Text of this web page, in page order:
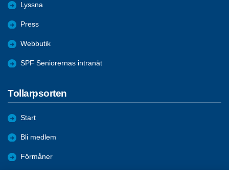
Lyssna
Press
Webbutik
SPF Seniorernas intranät
Tollarpsorten
Start
Bli medlem
Förmåner